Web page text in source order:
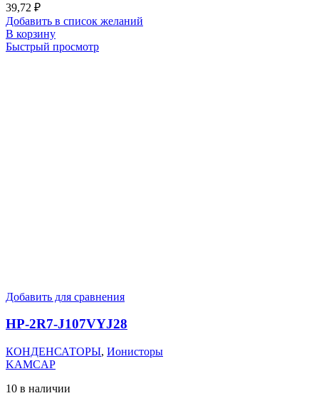
39,72 ₽
Добавить в список желаний
В корзину
Быстрый просмотр
Добавить для сравнения
HP-2R7-J107VYJ28
КОНДЕНСАТОРЫ, Ионисторы
KAMCAP
10 в наличии